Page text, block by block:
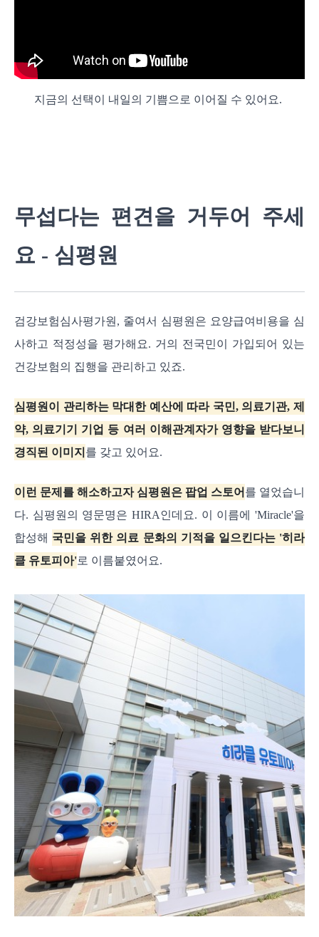
지금의 선택이 내일의 기쁨으로 이어질 수 있어요.
무섭다는 편견을 거두어 주세
요 - 심평원
검강보험심사평가원, 줄여서 심평원은 요양급여비용을 심
사하고 적정성을 평가해요. 거의 전국민이 가입되어 있는
건강보험의 집행을 관리하고 있죠.
심평원이 관리하는 막대한 예산에 따라 국민, 의료기관, 제
약, 의료기기 기업 등 여러 이해관계자가 영향을 받다보니
경직된 이미지 를 갖고 있어요.
이런 문제를 해소하고자 심평원은 팝업 스토어 를 열었습니
다. 심평원의 영문명은 HIRA인데요. 이 이름에 'Miracle'을
합성해 국민을 위한 의료 문화의 기적을 일으킨다는 '히라
클 유토피아'로 이름붙였어요.